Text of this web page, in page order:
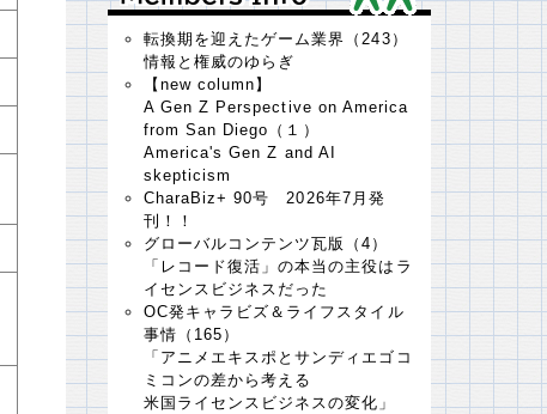
転換期を迎えたゲーム業界（243）
情報と権威のゆらぎ
【new column】
A Gen Z Perspective on America
from San Diego（１）
America's Gen Z and AI
skepticism
CharaBiz+ 90号 2026年7月発
刊！！
グローバルコンテンツ瓦版（4）
「レコード復活」の本当の主役はラ
イセンスビジネスだった
OC発キャラビズ＆ライフスタイル
事情（165）
「アニメエキスポとサンディエゴコ
ミコンの差から考える
米国ライセンスビジネスの変化」